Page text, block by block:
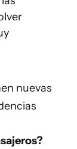
nuevas